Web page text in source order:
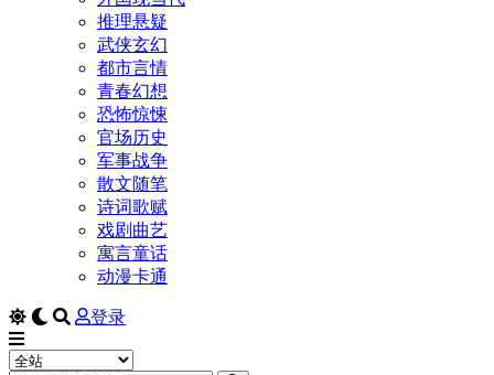
推理悬疑
武侠玄幻
都市言情
青春幻想
恐怖惊悚
官场历史
军事战争
散文随笔
诗词歌赋
戏剧曲艺
寓言童话
动漫卡通
登录